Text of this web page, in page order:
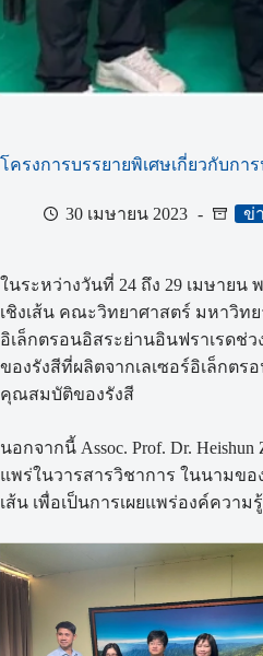
โครงการบรรยายพิเศษเกี่ยวกับกา
30 เมษายน 2023 ข่
ในระหว่างวันที่ 24 ถึง 29 เมษายน
เชิงเส้น คณะวิทยาศาสตร์ มหาวิท
อิเล็กตรอนอิสระย่านอินฟราเรด
ของรังสีที่ผลิตจากเลเซอร์อิเล็กต
คุณสมบัติของรังสี
นอกจากนี้ Assoc. Prof. Dr.
แพร่ในวารสารวิชาการ ในนามของ
เส้น เพื่อเป็นการเผยแพร่องค์ควา